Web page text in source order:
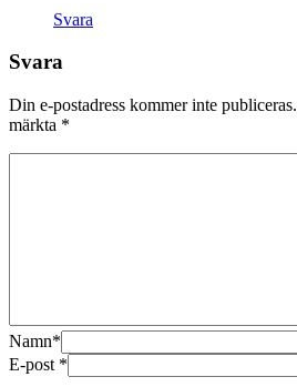
Svara
Svara
Din e-postadress kommer inte publiceras.
märkta *
Namn*
E-post *